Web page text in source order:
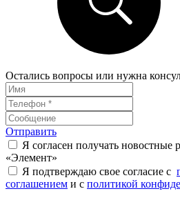
Остались вопросы или нужна
Отправить
Я согласен получать
«Элемент»
Я подтверждаю свое согласие с
соглашением и с политикой